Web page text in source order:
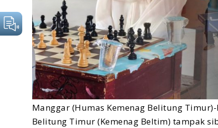
Manggar (Humas Kemenag Belitung
Belitung Timur (Kemenag Beltim) tampak